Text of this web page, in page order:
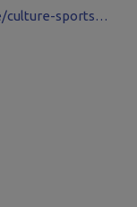
https://mairie-genissac.fr/vie-pratique/culture-sports-loisirs/